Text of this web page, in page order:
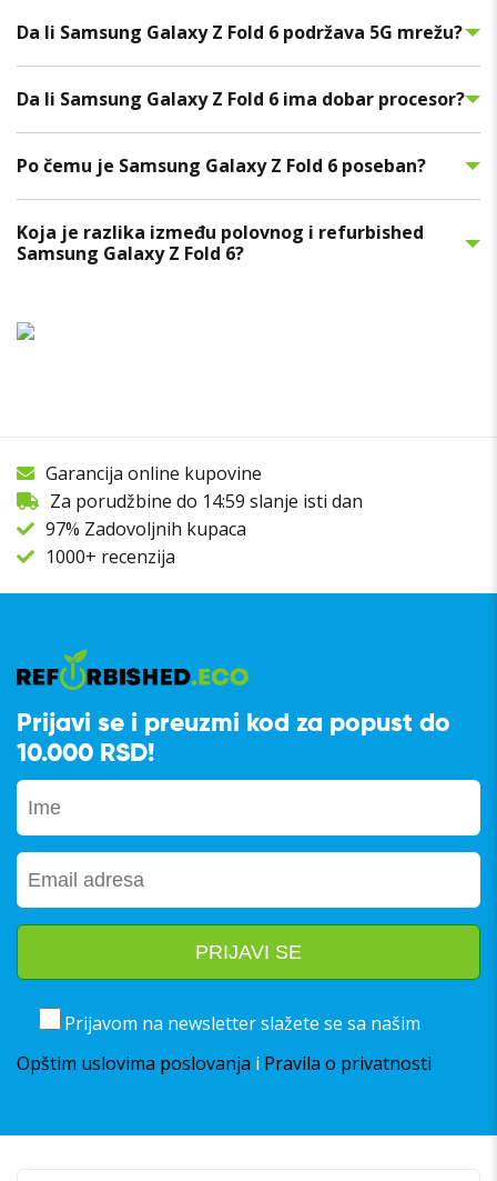
Da li Samsung Galaxy Z Fold 6 podržava 5G mrežu?
Da li Samsung Galaxy Z Fold 6 ima dobar procesor?
Po čemu je Samsung Galaxy Z Fold 6 poseban?
Koja je razlika između polovnog i refurbished
Samsung Galaxy Z Fold 6?
Garancija online kupovine
Za porudžbine do 14:59 slanje isti dan
97% Zadovoljnih kupaca
1000+ recenzija
Prijavi se i preuzmi kod za popust do
10.000 RSD!
Prijavom na newsletter slažete se sa našim
Opštim uslovima poslovanja i Pravila o privatnosti